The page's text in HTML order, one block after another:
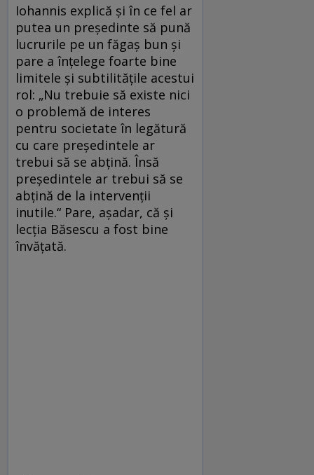
Iohannis explică şi în ce fel ar
putea un preşedinte să pună
lucrurile pe un făgaş bun şi
pare a înţelege foarte bine
limitele şi subtilităţile acestui
rol: „Nu trebuie să existe nici
o problemă de interes
pentru societate în legătură
cu care preşedintele ar
trebui să se abţină. Însă
preşedintele ar trebui să se
abţină de la intervenţii
inutile.“ Pare, aşadar, că şi
lecţia Băsescu a fost bine
învăţată.